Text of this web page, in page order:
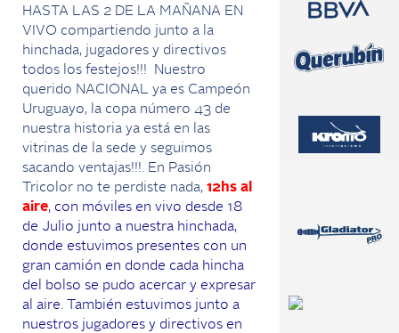
HASTA LAS 2 DE LA MAÑANA EN
VIVO compartiendo junto a la
hinchada, jugadores y directivos
todos los festejos!!! Nuestro
querido NACIONAL ya es Campeón
Uruguayo, la copa número 43 de
nuestra historia ya está en las
vitrinas de la sede y seguimos
sacando ventajas!!!. En Pasión
Tricolor no te perdiste nada, 12hs al
aire, con móviles en vivo desde 18
de Julio junto a nuestra hinchada,
donde estuvimos presentes con un
gran camión en donde cada hincha
del bolso se pudo acercar y expresar
al aire. También estuvimos junto a
nuestros jugadores y directivos en